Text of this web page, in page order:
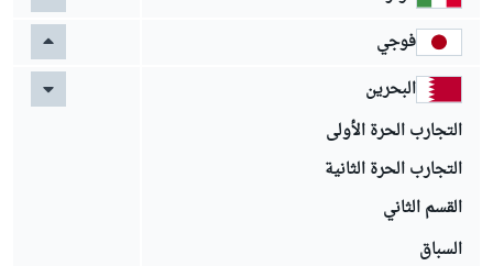
فوجي
البحرين
التجارب الحرة الأولى
التجارب الحرة الثانية
القسم الثاني
السباق